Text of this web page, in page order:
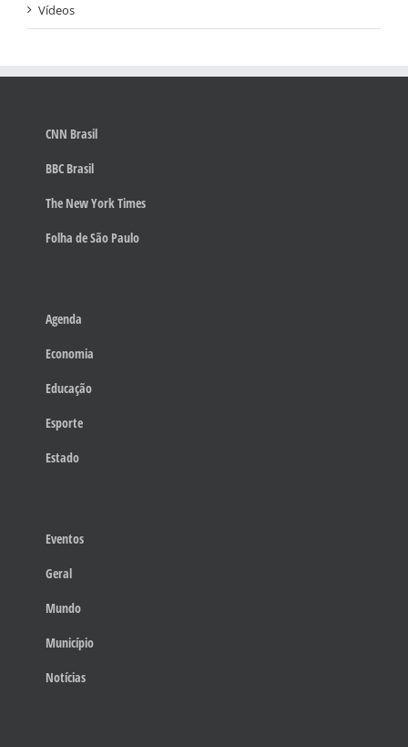
Vídeos
CNN Brasil
BBC Brasil
The New York Times
Folha de São Paulo
Agenda
Economia
Educação
Esporte
Estado
Eventos
Geral
Mundo
Município
Notícias